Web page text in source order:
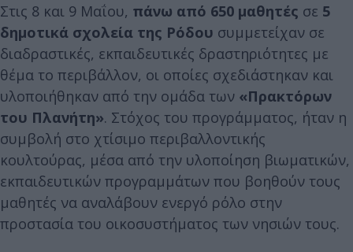
Στις 8 και 9 Μαΐου, πάνω από 650 μαθητές σε 5
δημοτικά σχολεία της Ρόδου συμμετείχαν σε
διαδραστικές, εκπαιδευτικές δραστηριότητες με
θέμα το περιβάλλον, οι οποίες σχεδιάστηκαν και
υλοποιήθηκαν από την ομάδα των «Πρακτόρων
του Πλανήτη». Στόχος του προγράμματος, ήταν η
συμβολή στο χτίσιμο περιβαλλοντικής
κουλτούρας, μέσα από την υλοποίηση βιωματικών,
εκπαιδευτικών προγραμμάτων που βοηθούν τους
μαθητές να αναλάβουν ενεργό ρόλο στην
προστασία του οικοσυστήματος των νησιών τους.